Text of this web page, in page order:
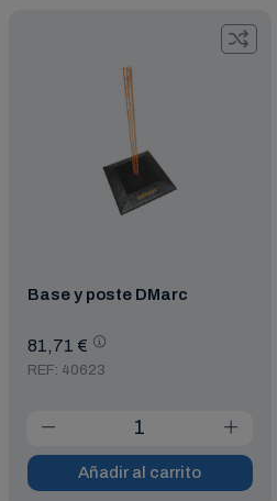
Base y poste DMarc
81,71 €
REF: 40623
Añadir al carrito